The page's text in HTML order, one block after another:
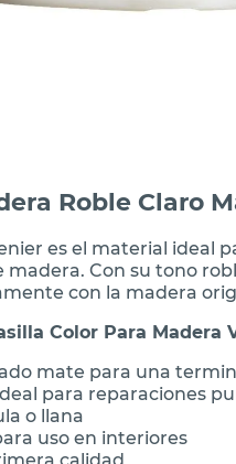
Roble Claro
es el material ideal
Con su tono
con la madera
Color Para Madera
mate para una
para reparaciones
o llana
uso en interiores
calidad